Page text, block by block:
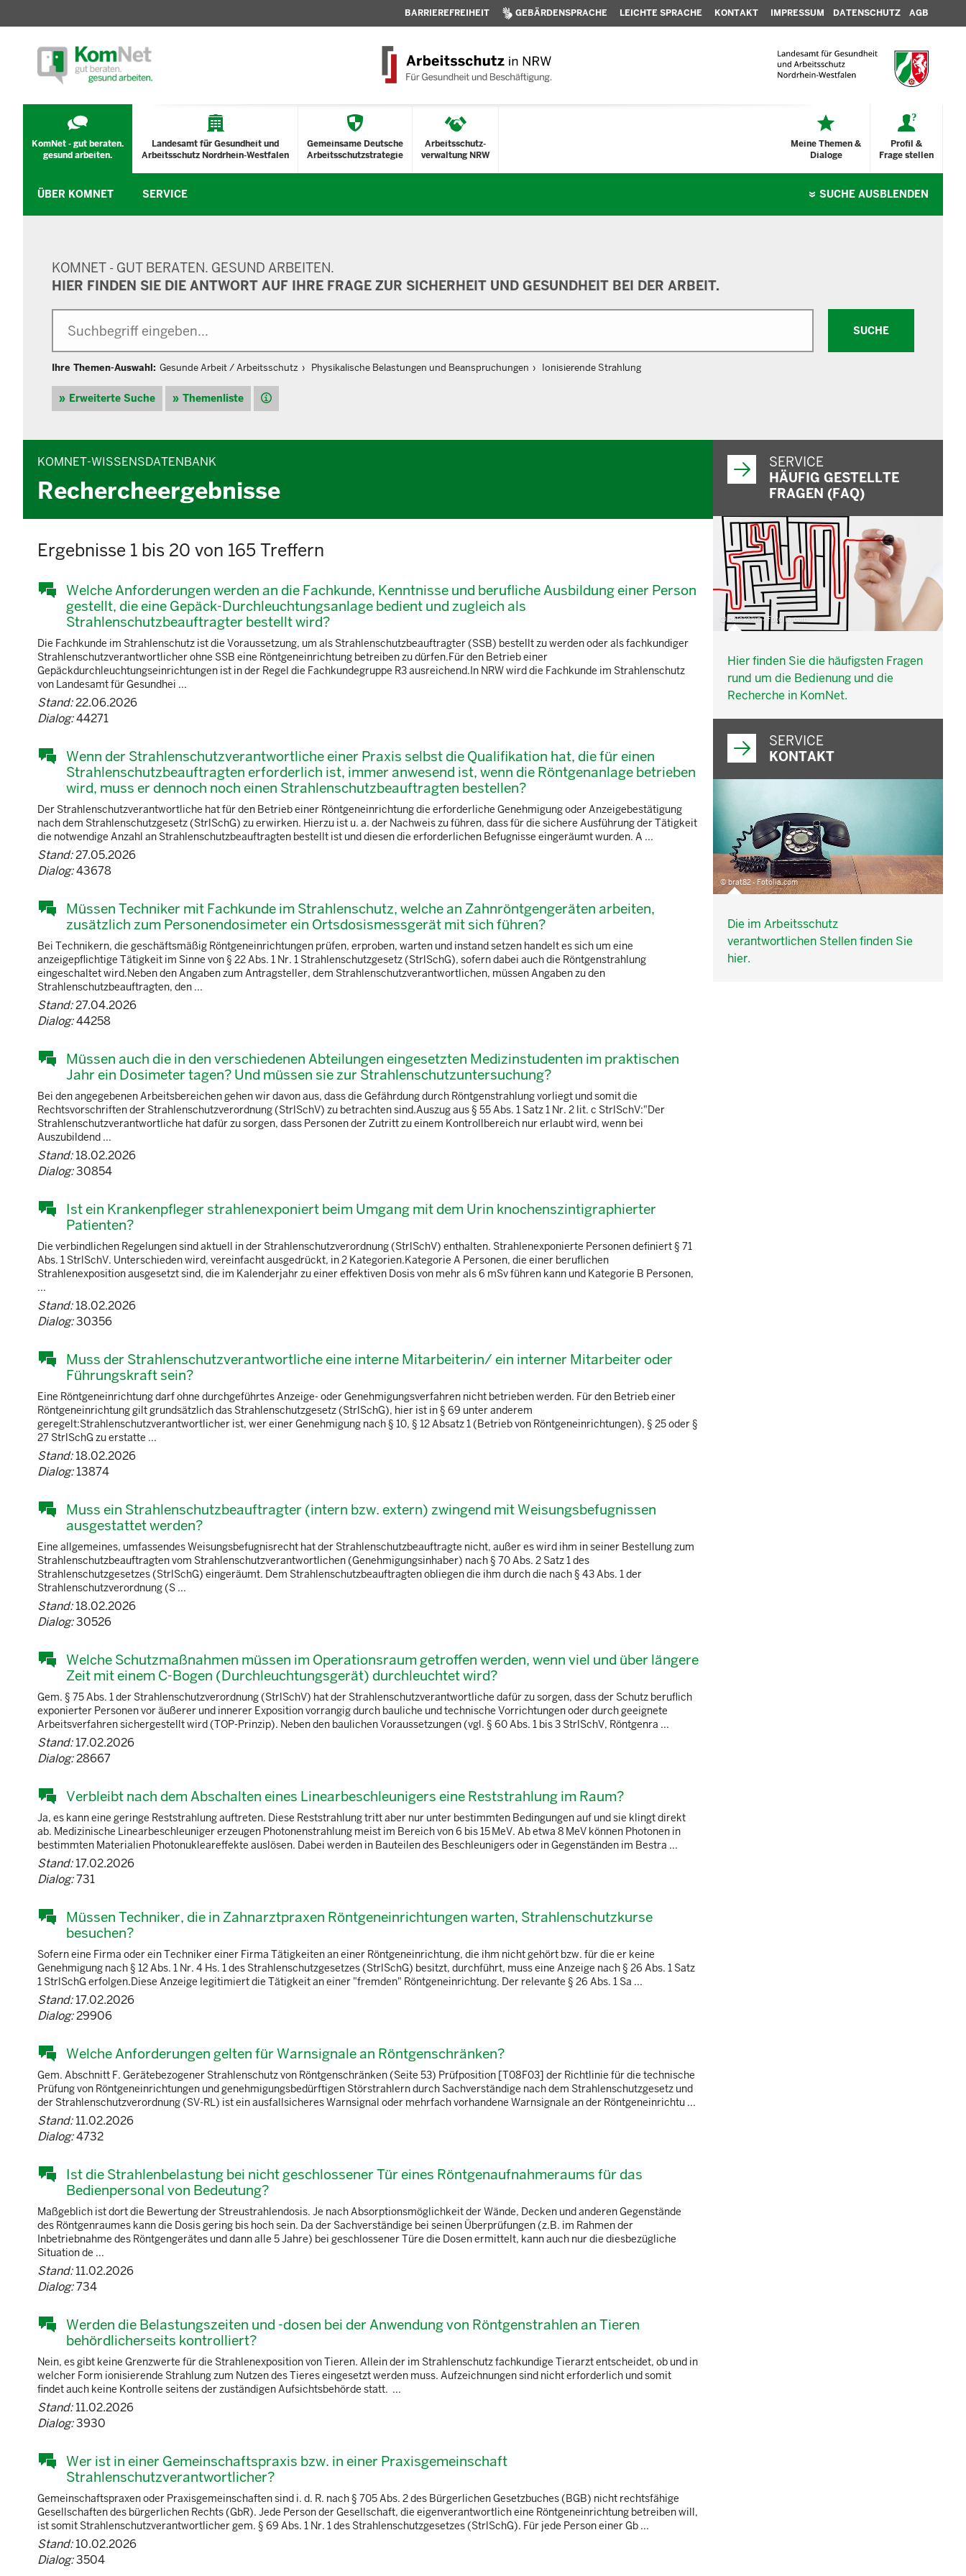
BARRIEREFREIHEIT GEBÄRDENSPRACHE LEICHTE SPRACHE KONTAKT IMPRESSUM DATENSCHUTZ AGB
KomNet - gut beraten.
gesund arbeiten.
Landesamt für Gesundheit und
Arbeitsschutz Nordrhein-Westfalen
Gemeinsame Deutsche
Arbeitsschutzstrategie
Arbeitsschutz-
verwaltung NRW
Profil &
Frage stellen
Meine Themen &
Dialoge
ÜBER KOMNET SERVICE SUCHE AUSBLENDEN
KOMNET - GUT BERATEN. GESUND ARBEITEN.
HIER FINDEN SIE DIE ANTWORT AUF IHRE FRAGE ZUR SICHERHEIT UND GESUNDHEIT BEI DER ARBEIT.
SUCHE
Ihre Themen-Auswahl: Gesunde Arbeit / Arbeitsschutz Physikalische Belastungen und Beanspruchungen Ionisierende Strahlung
Erweiterte Suche Themenliste Hilfe
KOMNET-WISSENSDATENBANK
Rechercheergebnisse
Ergebnisse 1 bis 20 von 165 Treffern
Welche Anforderungen werden an die Fachkunde, Kenntnisse und berufliche Ausbildung einer Person
gestellt, die eine Gepäck-Durchleuchtungsanlage bedient und zugleich als
Strahlenschutzbeauftragter bestellt wird?
Die Fachkunde im Strahlenschutz ist die Voraussetzung, um als Strahlenschutzbeauftragter (SSB) bestellt zu werden oder als fachkundiger
Strahlenschutzverantwortlicher ohne SSB eine Röntgeneinrichtung betreiben zu dürfen.Für den Betrieb einer
Gepäckdurchleuchtungseinrichtungen ist in der Regel die Fachkundegruppe R3 ausreichend.In NRW wird die Fachkunde im Strahlenschutz
von Landesamt für Gesundhei ...
Stand:22.06.2026
Dialog:44271
Wenn der Strahlenschutzverantwortliche einer Praxis selbst die Qualifikation hat, die für einen
Strahlenschutzbeauftragten erforderlich ist, immer anwesend ist, wenn die Röntgenanlage betrieben
wird, muss er dennoch noch einen Strahlenschutzbeauftragten bestellen?
Der Strahlenschutzverantwortliche hat für den Betrieb einer Röntgeneinrichtung die erforderliche Genehmigung oder Anzeigebestätigung
nach dem Strahlenschutzgesetz (StrlSchG) zu erwirken. Hierzu ist u. a. der Nachweis zu führen, dass für die sichere Ausführung der Tätigkeit
die notwendige Anzahl an Strahlenschutzbeauftragten bestellt ist und diesen die erforderlichen Befugnisse eingeräumt wurden. A ...
Stand:27.05.2026
Dialog:43678
Müssen Techniker mit Fachkunde im Strahlenschutz, welche an Zahnröntgengeräten arbeiten,
zusätzlich zum Personendosimeter ein Ortsdosismessgerät mit sich führen?
Bei Technikern, die geschäftsmäßig Röntgeneinrichtungen prüfen, erproben, warten und instand setzen handelt es sich um eine
anzeigepflichtige Tätigkeit im Sinne von § 22 Abs. 1 Nr. 1 Strahlenschutzgesetz (StrlSchG), sofern dabei auch die Röntgenstrahlung
eingeschaltet wird.Neben den Angaben zum Antragsteller, dem Strahlenschutzverantwortlichen, müssen Angaben zu den
Strahlenschutzbeauftragten, den ...
Stand:27.04.2026
Dialog:44258
Müssen auch die in den verschiedenen Abteilungen eingesetzten Medizinstudenten im praktischen
Jahr ein Dosimeter tagen? Und müssen sie zur Strahlenschutzuntersuchung?
Bei den angegebenen Arbeitsbereichen gehen wir davon aus, dass die Gefährdung durch Röntgenstrahlung vorliegt und somit die
Rechtsvorschriften der Strahlenschutzverordnung (StrlSchV) zu betrachten sind.Auszug aus § 55 Abs. 1 Satz 1 Nr. 2 lit. c StrlSchV:"Der
Strahlenschutzverantwortliche hat dafür zu sorgen, dass Personen der Zutritt zu einem Kontrollbereich nur erlaubt wird, wenn bei
Auszubildend ...
Stand:18.02.2026
Dialog:30854
Ist ein Krankenpfleger strahlenexponiert beim Umgang mit dem Urin knochenszintigraphierter
Patienten?
Die verbindlichen Regelungen sind aktuell in der Strahlenschutzverordnung (StrlSchV) enthalten. Strahlenexponierte Personen definiert § 71
Abs. 1 StrlSchV. Unterschieden wird, vereinfacht ausgedrückt, in 2 Kategorien.Kategorie A Personen, die einer beruflichen
Strahlenexposition ausgesetzt sind, die im Kalenderjahr zu einer effektiven Dosis von mehr als 6 mSv führen kann und Kategorie B Personen,
...
Stand:18.02.2026
Dialog:30356
Muss der Strahlenschutzverantwortliche eine interne Mitarbeiterin/ ein interner Mitarbeiter oder
Führungskraft sein?
Eine Röntgeneinrichtung darf ohne durchgeführtes Anzeige- oder Genehmigungsverfahren nicht betrieben werden. Für den Betrieb einer
Röntgeneinrichtung gilt grundsätzlich das Strahlenschutzgesetz (StrlSchG), hier ist in § 69 unter anderem
geregelt:Strahlenschutzverantwortlicher ist, wer einer Genehmigung nach § 10, § 12 Absatz 1 (Betrieb von Röntgeneinrichtungen), § 25 oder §
27 StrlSchG zu erstatte ...
Stand:18.02.2026
Dialog:13874
Muss ein Strahlenschutzbeauftragter (intern bzw. extern) zwingend mit Weisungsbefugnissen
ausgestattet werden?
Eine allgemeines, umfassendes Weisungsbefugnisrecht hat der Strahlenschutzbeauftragte nicht, außer es wird ihm in seiner Bestellung zum
Strahlenschutzbeauftragten vom Strahlenschutzverantwortlichen (Genehmigungsinhaber) nach § 70 Abs. 2 Satz 1 des
Strahlenschutzgesetzes (StrlSchG) eingeräumt. Dem Strahlenschutzbeauftragten obliegen die ihm durch die nach § 43 Abs. 1 der
Strahlenschutzverordnung (S ...
Stand:18.02.2026
Dialog:30526
Welche Schutzmaßnahmen müssen im Operationsraum getroffen werden, wenn viel und über längere
Zeit mit einem C-Bogen (Durchleuchtungsgerät) durchleuchtet wird?
Gem. § 75 Abs. 1 der Strahlenschutzverordnung (StrlSchV) hat der Strahlenschutzverantwortliche dafür zu sorgen, dass der Schutz beruflich
exponierter Personen vor äußerer und innerer Exposition vorrangig durch bauliche und technische Vorrichtungen oder durch geeignete
Arbeitsverfahren sichergestellt wird (TOP-Prinzip). Neben den baulichen Voraussetzungen (vgl. § 60 Abs. 1 bis 3 StrlSchV, Röntgenra ...
Stand:17.02.2026
Dialog:28667
Verbleibt nach dem Abschalten eines Linearbeschleunigers eine Reststrahlung im Raum?
Ja, es kann eine geringe Reststrahlung auftreten. Diese Reststrahlung tritt aber nur unter bestimmten Bedingungen auf und sie klingt direkt
ab. Medizinische Linearbeschleuniger erzeugen Photonenstrahlung meist im Bereich von 6 bis 15 MeV. Ab etwa 8 MeV können Photonen in
bestimmten Materialien Photonukleareffekte auslösen. Dabei werden in Bauteilen des Beschleunigers oder in Gegenständen im Bestra ...
Stand:17.02.2026
Dialog:731
Müssen Techniker, die in Zahnarztpraxen Röntgeneinrichtungen warten, Strahlenschutzkurse
besuchen?
Sofern eine Firma oder ein Techniker einer Firma Tätigkeiten an einer Röntgeneinrichtung, die ihm nicht gehört bzw. für die er keine
Genehmigung nach § 12 Abs. 1 Nr. 4 Hs. 1 des Strahlenschutzgesetzes (StrlSchG) besitzt, durchführt, muss eine Anzeige nach § 26 Abs. 1 Satz
1 StrlSchG erfolgen.Diese Anzeige legitimiert die Tätigkeit an einer "fremden" Röntgeneinrichtung. Der relevante § 26 Abs. 1 Sa ...
Stand:17.02.2026
Dialog:29906
Welche Anforderungen gelten für Warnsignale an Röntgenschränken?
Gem. Abschnitt F. Gerätebezogener Strahlenschutz von Röntgenschränken (Seite 53) Prüfposition [T08F03] der Richtlinie für die technische
Prüfung von Röntgeneinrichtungen und genehmigungsbedürftigen Störstrahlern durch Sachverständige nach dem Strahlenschutzgesetz und
der Strahlenschutzverordnung (SV-RL) ist ein ausfallsicheres Warnsignal oder mehrfach vorhandene Warnsignale an der Röntgeneinrichtu ...
Stand:11.02.2026
Dialog:4732
Ist die Strahlenbelastung bei nicht geschlossener Tür eines Röntgenaufnahmeraums für das
Bedienpersonal von Bedeutung?
Maßgeblich ist dort die Bewertung der Streustrahlendosis. Je nach Absorptionsmöglichkeit der Wände, Decken und anderen Gegenstände
des Röntgenraumes kann die Dosis gering bis hoch sein. Da der Sachverständige bei seinen Überprüfungen (z.B. im Rahmen der
Inbetriebnahme des Röntgengerätes und dann alle 5 Jahre) bei geschlossener Türe die Dosen ermittelt, kann auch nur die diesbezügliche
Situation de ...
Stand:11.02.2026
Dialog:734
Werden die Belastungszeiten und -dosen bei der Anwendung von Röntgenstrahlen an Tieren
behördlicherseits kontrolliert?
Nein, es gibt keine Grenzwerte für die Strahlenexposition von Tieren. Allein der im Strahlenschutz fachkundige Tierarzt entscheidet, ob und in
welcher Form ionisierende Strahlung zum Nutzen des Tieres eingesetzt werden muss. Aufzeichnungen sind nicht erforderlich und somit
findet auch keine Kontrolle seitens der zuständigen Aufsichtsbehörde statt. ...
Stand:11.02.2026
Dialog:3930
Wer ist in einer Gemeinschaftspraxis bzw. in einer Praxisgemeinschaft
Strahlenschutzverantwortlicher?
Gemeinschaftspraxen oder Praxisgemeinschaften sind i. d. R. nach § 705 Abs. 2 des Bürgerlichen Gesetzbuches (BGB) nicht rechtsfähige
Gesellschaften des bürgerlichen Rechts (GbR). Jede Person der Gesellschaft, die eigenverantwortlich eine Röntgeneinrichtung betreiben will,
ist somit Strahlenschutzverantwortlicher gem. § 69 Abs. 1 Nr. 1 des Strahlenschutzgesetzes (StrlSchG). Für jede Person einer Gb ...
Stand:10.02.2026
Dialog:3504
SERVICE
HÄUFIG GESTELLTE
FRAGEN (FAQ)
© belekekin - Fotolia.com
Hier finden Sie die häufigsten Fragen
rund um die Bedienung und die
Recherche in KomNet.
SERVICE
KONTAKT
© brat82 - Fotolia.com
Die im Arbeitsschutz
verantwortlichen Stellen finden Sie
hier.